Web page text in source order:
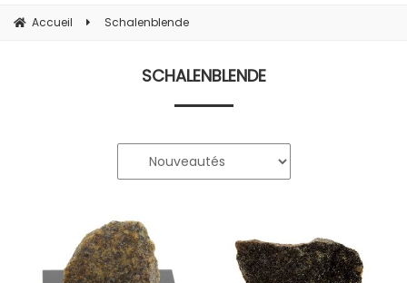
Accueil Schalenblende
SCHALENBLENDE